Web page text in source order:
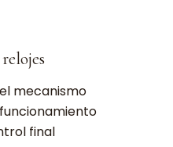
mecanismo
final